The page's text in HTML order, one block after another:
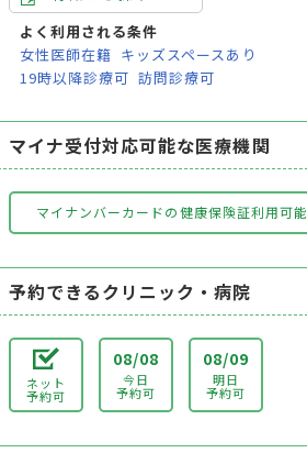
よく利用される条件
女性医師在籍 キッズスペースあり
19時以降診療可 訪問診療可
マイナ受付対応可能な医療機関
マイナンバーカードの健康保険証利用可能
予約できるクリニック・病院
ネット
予約可
08/08
今日
予約可
08/09
明日
予約可